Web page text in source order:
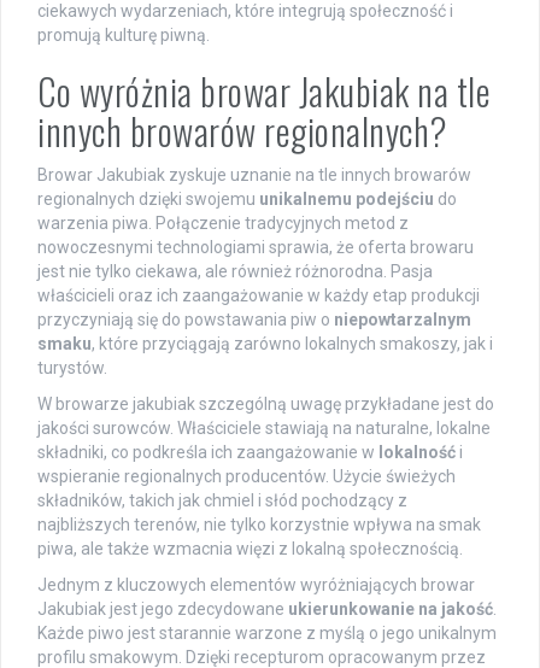
ciekawych wydarzeniach, które integrują społeczność i
promują kulturę piwną.
Co wyróżnia browar Jakubiak na tle
innych browarów regionalnych?
Browar Jakubiak zyskuje uznanie na tle innych browarów
regionalnych dzięki swojemu unikalnemu podejściu do
warzenia piwa. Połączenie tradycyjnych metod z
nowoczesnymi technologiami sprawia, że oferta browaru
jest nie tylko ciekawa, ale również różnorodna. Pasja
właścicieli oraz ich zaangażowanie w każdy etap produkcji
przyczyniają się do powstawania piw o niepowtarzalnym
smaku, które przyciągają zarówno lokalnych smakoszy, jak i
turystów.
W browarze jakubiak szczególną uwagę przykładane jest do
jakości surowców. Właściciele stawiają na naturalne, lokalne
składniki, co podkreśla ich zaangażowanie w lokalność i
wspieranie regionalnych producentów. Użycie świeżych
składników, takich jak chmiel i słód pochodzący z
najbliższych terenów, nie tylko korzystnie wpływa na smak
piwa, ale także wzmacnia więzi z lokalną społecznością.
Jednym z kluczowych elementów wyróżniających browar
Jakubiak jest jego zdecydowane ukierunkowanie na jakość
Każde piwo jest starannie warzone z myślą o jego unikalnym
profilu smakowym. Dzięki recepturom opracowanym przez